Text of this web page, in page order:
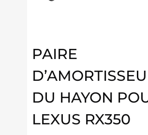
PAIRE
DU HAYON
LEXUS RX350